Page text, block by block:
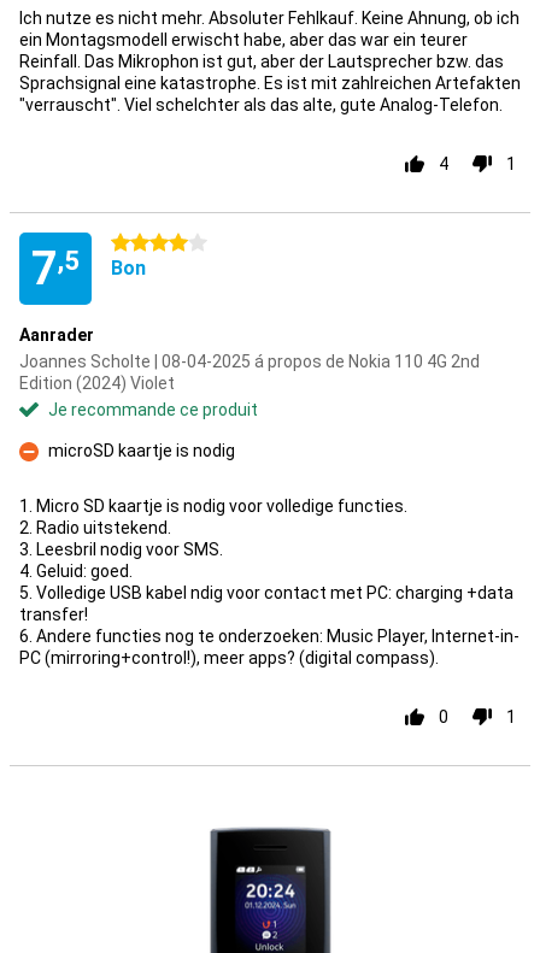
Ich nutze es nicht mehr. Absoluter Fehlkauf. Keine Ahnung, ob ich
ein Montagsmodell erwischt habe, aber das war ein teurer
Reinfall. Das Mikrophon ist gut, aber der Lautsprecher bzw. das
Sprachsignal eine katastrophe. Es ist mit zahlreichen Artefakten
"verrauscht". Viel schelchter als das alte, gute Analog-Telefon.
4 1
7,5
4 étoiles
Bon
Aanrader
Joannes Scholte | 08-04-2025 á propos de Nokia 110 4G 2nd
Edition (2024) Violet
Je recommande ce produit
Contre
microSD kaartje is nodig
1. Micro SD kaartje is nodig voor volledige functies.
2. Radio uitstekend.
3. Leesbril nodig voor SMS.
4. Geluid: goed.
5. Volledige USB kabel ndig voor contact met PC: charging +data
transfer!
6. Andere functies nog te onderzoeken: Music Player, Internet-in-
PC (mirroring+control!), meer apps? (digital compass).
0 1